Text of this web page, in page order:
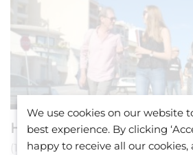
Hébergement à l’Hôtel à
(18+ ans)
We use cookies on our website
best experience. By clicking
happy to receive all our